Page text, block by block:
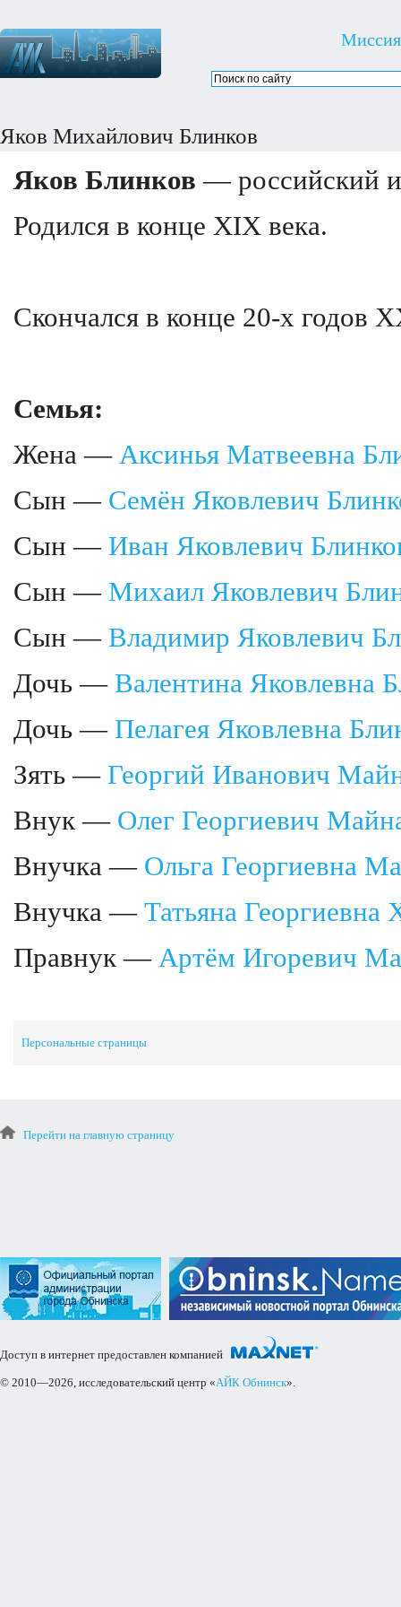
Миссия
Яков Михайлович Блинков
Яков Блинков — российский и
Родился в конце XIX века.
Скончался в конце 20-х годов
Семья:
Жена — Аксинья Матвеевна
Сын — Семён Яковлевич
Сын — Иван Яковлевич
Сын — Михаил Яковлевич
Сын — Владимир Яковлевич
Дочь — Валентина Яковлевна
Дочь — Пелагея Яковлевна
Зять — Георгий Иванович
Внук — Олег Георгиевич
Внучка — Ольга Георгиевна
Внучка — Татьяна Георгиевна
Правнук — Артём Игоревич
Персональные страницы
Перейти на главную страницу
Доступ в интернет предоставлен компанией
© 2010—2026, исследовательский центр «АЙК Обнинск».